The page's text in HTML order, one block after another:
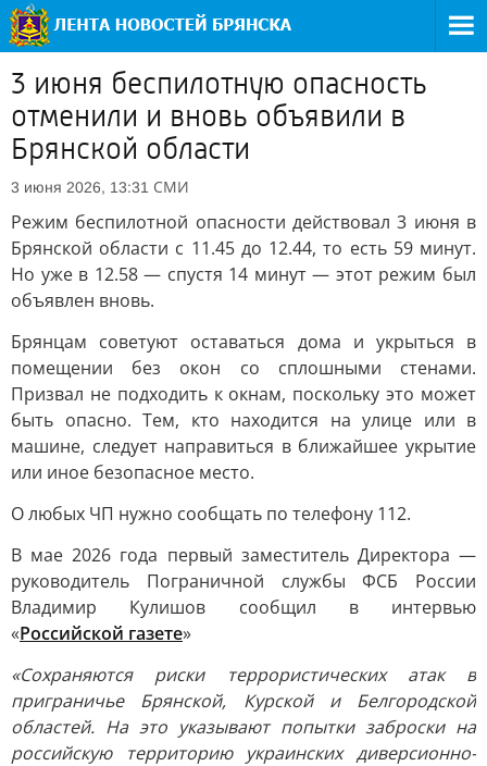
3 июня беспилотную опасность
отменили и вновь объявили в
Брянской области
3 июня 2026, 13:31 СМИ
Режим беспилотной опасности действовал 3 июня в
Брянской области с 11.45 до 12.44, то есть 59 минут.
Но уже в 12.58 — спустя 14 минут — этот режим был
объявлен вновь.
Брянцам советуют оставаться дома и укрыться в
помещении без окон со сплошными стенами.
Призвал не подходить к окнам, поскольку это может
быть опасно. Тем, кто находится на улице или в
машине, следует направиться в ближайшее укрытие
или иное безопасное место.
О любых ЧП нужно сообщать по телефону 112.
В мае 2026 года первый заместитель Директора —
руководитель Пограничной службы ФСБ России
Владимир Кулишов сообщил в интервью
«Российской газете»
«Сохраняются риски террористических атак в
приграничье Брянской, Курской и Белгородской
областей. На это указывают попытки заброски на
российскую территорию украинских диверсионно-